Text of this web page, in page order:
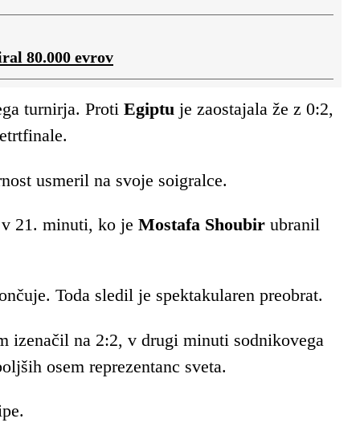
80.000 evrov
turnirja. Proti Egiptu je zaostajala že z 0:2,
usmeril na svoje soigralce.
v 21. minuti, ko je Mostafa Shoubirubranil
Toda sledil je spektakularen preobrat.
izenačil na 2:2, v drugi minuti sodnikovega
osem reprezentanc sveta.